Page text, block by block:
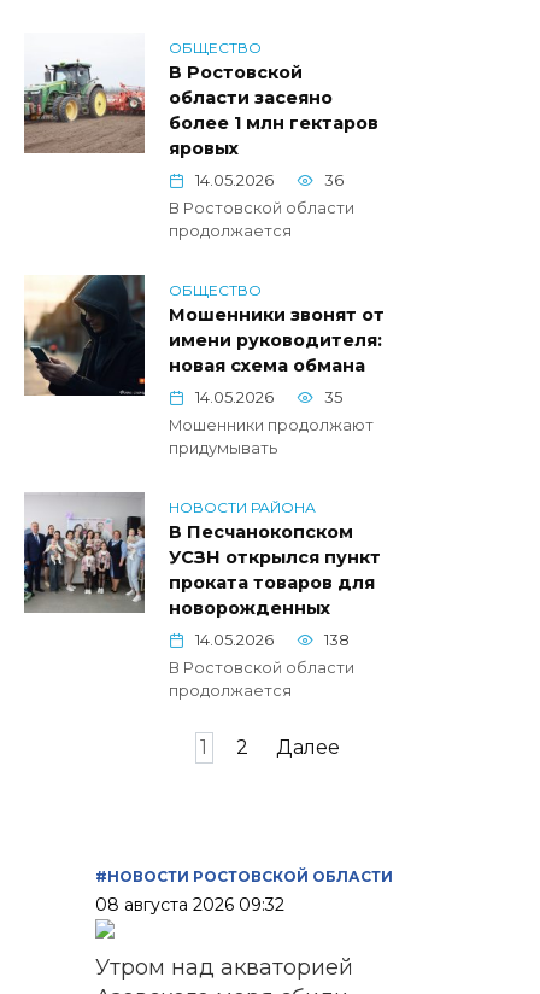
ОБЩЕСТВО
В Ростовской
области засеяно
более 1 млн гектаров
яровых
14.05.2026
36
В Ростовской области
продолжается
ОБЩЕСТВО
Мошенники звонят от
имени руководителя:
новая схема обмана
14.05.2026
35
Мошенники продолжают
придумывать
НОВОСТИ РАЙОНА
В Песчанокопском
УСЗН открылся пункт
проката товаров для
новорожденных
14.05.2026
138
В Ростовской области
продолжается
1 2 Далее
#НОВОСТИ РОСТОВСКОЙ ОБЛАСТИ
08 августа 2026 09:32
Утром над акваторией